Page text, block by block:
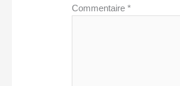
Commentaire*